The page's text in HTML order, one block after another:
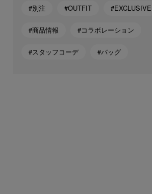
#別注 #OUTFIT #EXCLUSIVE
#商品情報 #コラボレーション
#スタッフコーデ #バッグ